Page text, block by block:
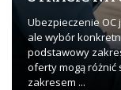
Ubezpieczenie OC
ale wybór
podstawowy
oferty mogą różnić
zakresem ...